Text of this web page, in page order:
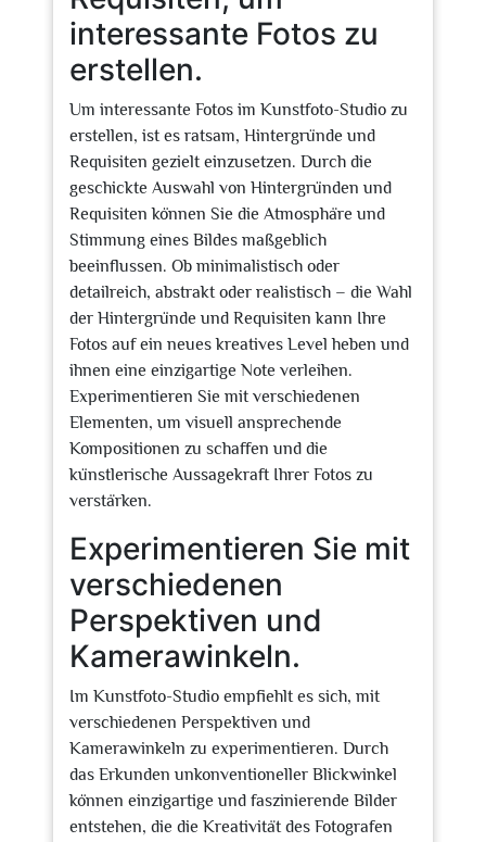
interessante Fotos zu
erstellen.
Um interessante Fotos im Kunstfoto-Studio zu
erstellen, ist es ratsam, Hintergründe und
Requisiten gezielt einzusetzen. Durch die
geschickte Auswahl von Hintergründen und
Requisiten können Sie die Atmosphäre und
Stimmung eines Bildes maßgeblich
beeinflussen. Ob minimalistisch oder
detailreich, abstrakt oder realistisch – die Wahl
der Hintergründe und Requisiten kann Ihre
Fotos auf ein neues kreatives Level heben und
ihnen eine einzigartige Note verleihen.
Experimentieren Sie mit verschiedenen
Elementen, um visuell ansprechende
Kompositionen zu schaffen und die
künstlerische Aussagekraft Ihrer Fotos zu
verstärken.
Experimentieren Sie mit
verschiedenen
Perspektiven und
Kamerawinkeln.
Im Kunstfoto-Studio empfiehlt es sich, mit
verschiedenen Perspektiven und
Kamerawinkeln zu experimentieren. Durch
das Erkunden unkonventioneller Blickwinkel
können einzigartige und faszinierende Bilder
entstehen, die die Kreativität des Fotografen